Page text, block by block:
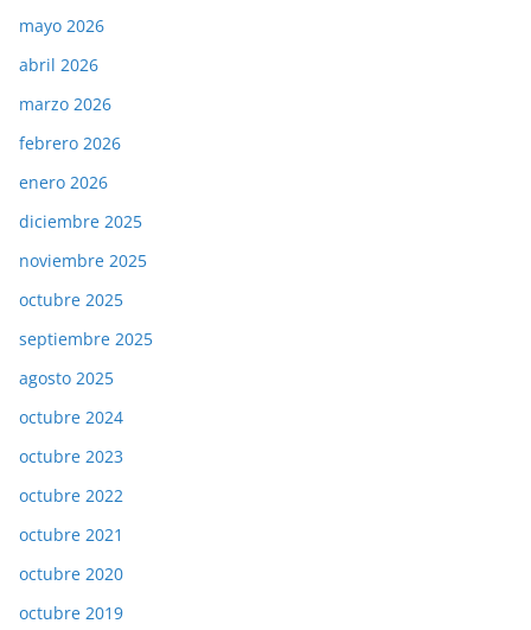
mayo 2026
abril 2026
marzo 2026
febrero 2026
enero 2026
diciembre 2025
noviembre 2025
octubre 2025
septiembre 2025
agosto 2025
octubre 2024
octubre 2023
octubre 2022
octubre 2021
octubre 2020
octubre 2019